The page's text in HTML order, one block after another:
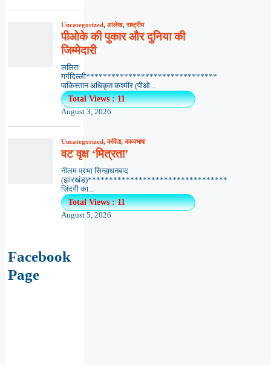
Uncategorized, आलेख,राष्ट्रीय
पीओके की पुकार और दुनिया की
जिम्मेदारी
ललित
गर्गदिल्ली*******************************
पाकिस्तान अधिकृत कश्मीर (पीओ...
Total Views : 11
August 3, 2026
Uncategorized,कविता,काव्यभाषा
वट वृक्ष ‘मित्रता’
नीलम प्रभा सिन्हाधनबाद
(झारखंड)*********************************
ज़िंदगी का...
Total Views : 11
August 5, 2026
Facebook
Page